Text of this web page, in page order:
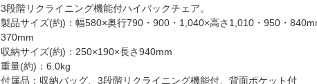
3段階リクライニング機能付ハイバックチェア。
製品サイズ(約)：幅580×奥行790・900・1,040×高さ1,010・950・
370mm
収納サイズ(約)：250×190×長さ940mm
重量(約)：6.0kg
付属品：収納バッグ、3段階リクライニング機能付、背面ポケット付